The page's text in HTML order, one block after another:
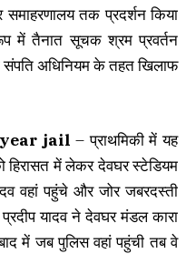
तक प्रदर्शन किया
में तैनात सूचक श्रम प्रवर्तन
संपति अधिनियम के तहत खिलाफ
year jail – प्राथमिकी में यह
हिरासत में लेकर देवघर स्टेडियम
वहां पहुंचे और जोर जबरदस्ती
यादव ने देवघर मंडल कारा
में जब पुलिस वहां पहुंची तब वे